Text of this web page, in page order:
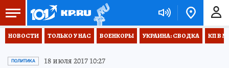
НОВОСТИ ТОЛЬКО У НАС ВОЕНКОРЫ УКРАИНА: СВОДКА КП В
ПОЛИТИКА 18 июля 2017 10:27